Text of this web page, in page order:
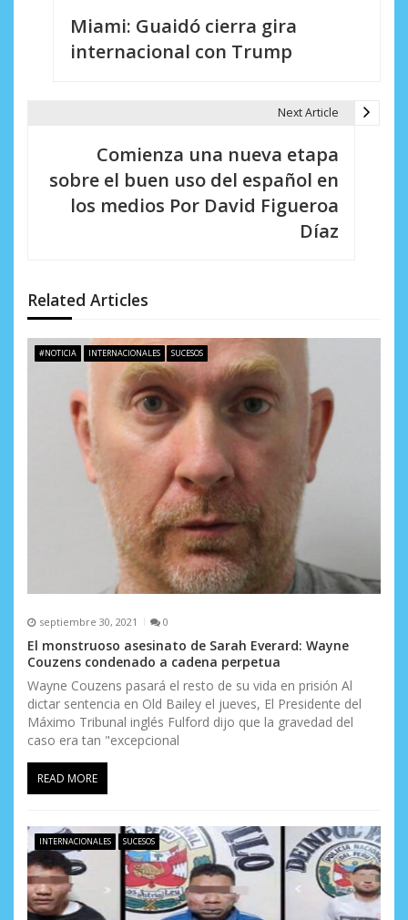
n
d
e
a
s
Miami: Guaidó cierra gira
internacional con Trump
Next Article
Comienza una nueva etapa
sobre el buen uso del español en
los medios Por David Figueroa
Díaz
Related Articles
#NOTICIA INTERNACIONALES SUCESOS
septiembre 30, 2021 0
El monstruoso asesinato de Sarah Everard: Wayne
Couzens condenado a cadena perpetua
Wayne Couzens pasará el resto de su vida en prisión Al
dictar sentencia en Old Bailey el jueves, El Presidente del
Máximo Tribunal inglés Fulford dijo que la gravedad del
caso era tan "excepcional
READ MORE
INTERNACIONALES SUCESOS